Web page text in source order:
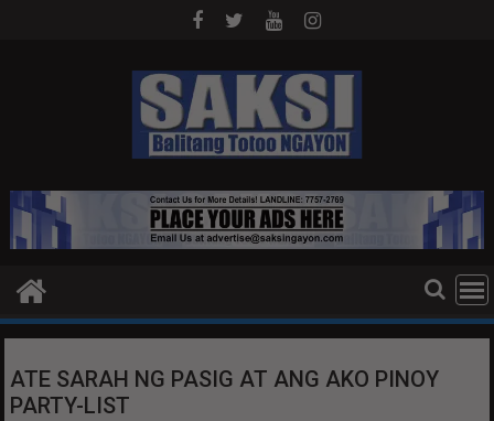
ATE SARAH NG PASIG AT ANG AKO PINOY
PARTY-LIST